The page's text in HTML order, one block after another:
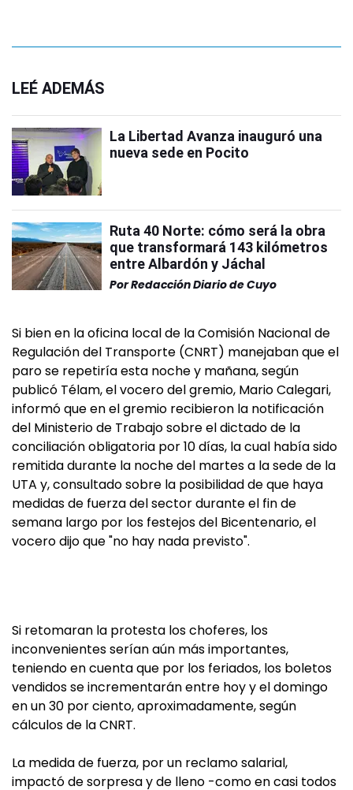
LEÉ ADEMÁS
La Libertad Avanza inauguró una
nueva sede en Pocito
Ruta 40 Norte: cómo será la obra
que transformará 143 kilómetros
entre Albardón y Jáchal
PorRedacción Diario de Cuyo
Si bien en la oficina local de la Comisión Nacional de
Regulación del Transporte (CNRT) manejaban que el
paro se repetiría esta noche y mañana, según
publicó Télam, el vocero del gremio, Mario Calegari,
informó que en el gremio recibieron la notificación
del Ministerio de Trabajo sobre el dictado de la
conciliación obligatoria por 10 días, la cual había sido
remitida durante la noche del martes a la sede de la
UTA y, consultado sobre la posibilidad de que haya
medidas de fuerza del sector durante el fin de
semana largo por los festejos del Bicentenario, el
vocero dijo que "no hay nada previsto".
Si retomaran la protesta los choferes, los
inconvenientes serían aún más importantes,
teniendo en cuenta que por los feriados, los boletos
vendidos se incrementarán entre hoy y el domingo
en un 30 por ciento, aproximadamente, según
cálculos de la CNRT.
La medida de fuerza, por un reclamo salarial,
impactó de sorpresa y de lleno -como en casi todos